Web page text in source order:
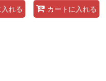
れる カートに入れる